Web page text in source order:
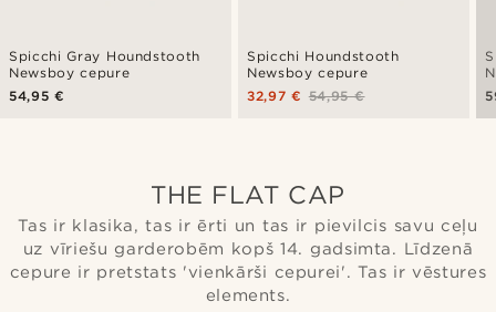
Spicchi Gray Houndstooth
Newsboy cepure
54,95 €
Spicchi Houndstooth
Newsboy cepure
54,95 €
32,97 €
THE FLAT CAP
Tas ir klasika, tas ir ērti un tas ir pievilcis savu ceļu
uz vīriešu garderobēm kopš 14. gadsimta. Līdzenā
cepure ir pretstats 'vienkārši cepurei'. Tas ir vēstures
elements.